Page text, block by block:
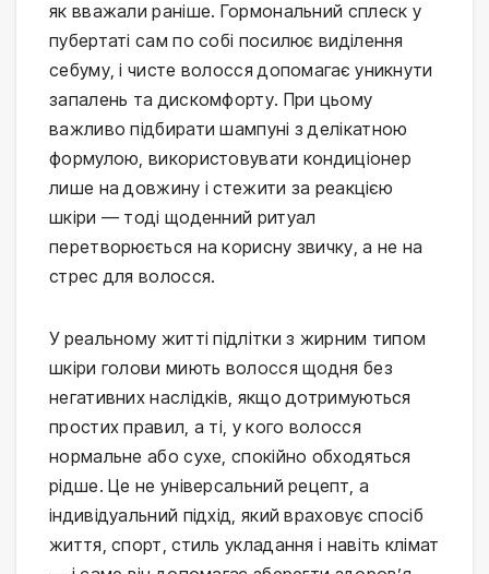
як вважали раніше. Гормональний сплеск у
пубертаті сам по собі посилює виділення
себуму, і чисте волосся допомагає уникнути
запалень та дискомфорту. При цьому
важливо підбирати шампуні з делікатною
формулою, використовувати кондиціонер
лише на довжину і стежити за реакцією
шкіри — тоді щоденний ритуал
перетворюється на корисну звичку, а не на
стрес для волосся.
У реальному житті підлітки з жирним типом
шкіри голови миють волосся щодня без
негативних наслідків, якщо дотримуються
простих правил, а ті, у кого волосся
нормальне або сухе, спокійно обходяться
рідше. Це не універсальний рецепт, а
індивідуальний підхід, який враховує спосіб
життя, спорт, стиль укладання і навіть клімат